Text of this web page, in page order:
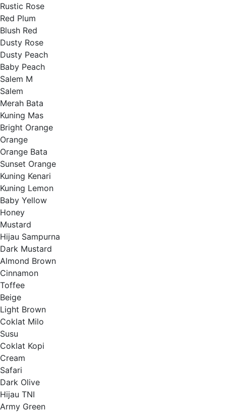
Rustic Rose
Red Plum
Blush Red
Dusty Rose
Dusty Peach
Baby Peach
Salem M
Salem
Merah Bata
Kuning Mas
Bright Orange
Orange
Orange Bata
Sunset Orange
Kuning Kenari
Kuning Lemon
Baby Yellow
Honey
Mustard
Hijau Sampurna
Dark Mustard
Almond Brown
Cinnamon
Toffee
Beige
Light Brown
Coklat Milo
Susu
Coklat Kopi
Cream
Safari
Dark Olive
Hijau TNI
Army Green